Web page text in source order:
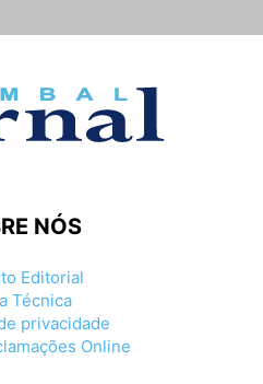
NÓS
Editorial
Técnica
privacidade
Online